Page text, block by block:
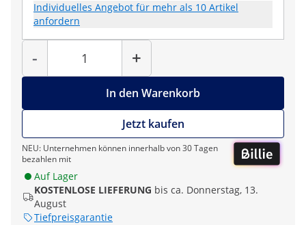
Individuelles Angebot für mehr als 10 Artikel
anfordern
-
Menge
+
In den Warenkorb
Jetzt kaufen
NEU: Unternehmen können innerhalb von 30 Tagen
bezahlen mit
Auf Lager
KOSTENLOSE LIEFERUNG bis ca. Donnerstag, 13.
August
Tiefpreisgarantie